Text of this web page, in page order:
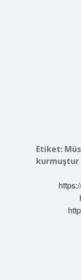
Etiket:
kurmuştur